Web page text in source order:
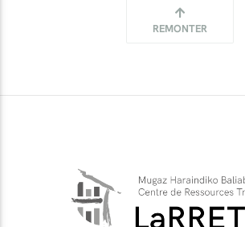
REMONTER